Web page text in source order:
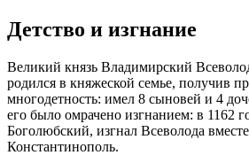
Детство и изгнание
Великий князь Владимирский
родился в княжеской семье, получив
многодетность: имел 8 сыновей и 4
его было омрачено изгнанием: в 1162
Боголюбский, изгнал Всеволода
Константинополь.